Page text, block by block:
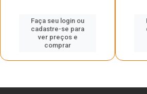
Faça seu login ou
cadastre-se para
ver preços e
comprar